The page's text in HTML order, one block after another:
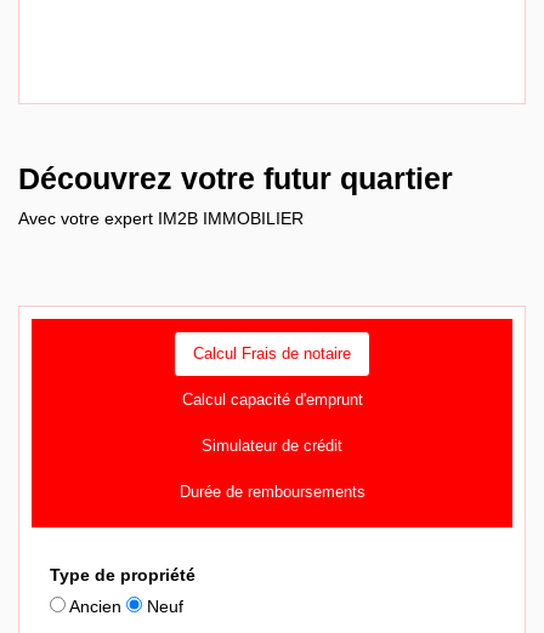
Découvrez votre futur quartier
Avec votre expert IM2B IMMOBILIER
Calcul Frais de notaire
Calcul capacité d'emprunt
Simulateur de crédit
Durée de remboursements